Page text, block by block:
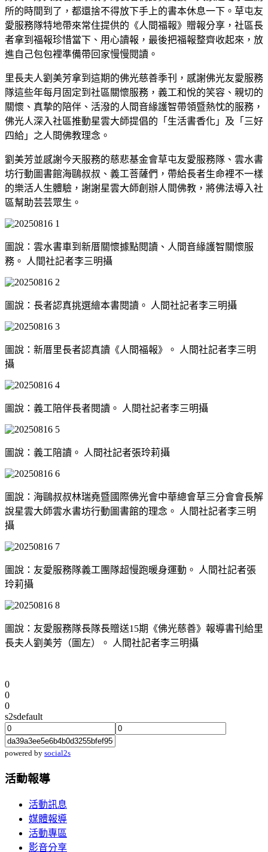
所的時間到了，都還捨不得放下手上的書本休息一下。草屯友
愛服務隊特地帶來常住提供的《人間福報》贈報分享，社區長
者拿到福報珍惜當下、用心讀報，最後把福報整齊收起來，放
進自己包包裡準備帶回家慢慢閱讀。
里長夫人劉美芳拿到這期的佛光慈善季刊，感謝佛光友愛服務
隊這些年每月固定到社區關懷服務，義工和悅的笑容、親切的
關懷、真摯的陪伴、活潑的人間音緣護智帶領暨熱忱的服務，
佛光人深入社區推動星雲大師提倡的「生活書香化」及「三好
四給」之人間佛教理念。
劉美芳並感謝今天服務的慈悲基金會草屯友愛服務隊、雲水書
坊行動圖書館海鷗叔叔、義工菩薩們，帶給長者生命裡不一樣
的樂活人生體驗，謝謝星雲大師創辦人間佛教，將佛法導入社
區幫助芸芸眾生。
圖說：雲水書車到新厝關懷據點閱讀、人間音緣護智關懷服
務。 人間社記者李三明攝
圖說：長者認真挑選繪本書閱讀。 人間社記者李三明攝
圖說：新厝里長者認真讀《人間福報》。 人間社記者李三明
攝
圖說：義工陪伴長者閱讀。 人間社記者李三明攝
圖說：義工陪讀。 人間社記者張玲莉攝
圖說：海鷗叔叔林瑞堯暨國際佛光會中華總會草三分會會長解
說星雲大師雲水書坊行動圖書館的理念。 人間社記者李三明
攝
圖說：友愛服務隊義工團隊超慢跑暖身運動。 人間社記者張
玲莉攝
圖說：友愛服務隊長隊長贈送15期《佛光慈善》報導書刊給里
長夫人劉美芳（圖左）。 人間社記者李三明攝
0
0
0
s2sdefault
powered by social2s
活動報導
活動訊息
媒體報導
活動專區
影音分享